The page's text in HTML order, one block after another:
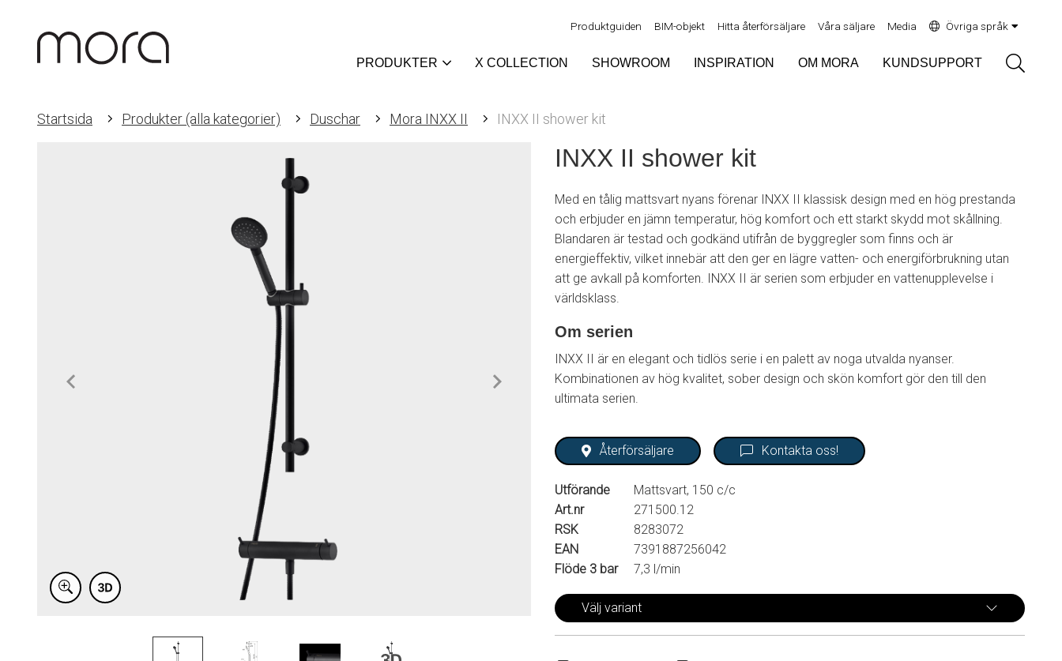
Produktguiden BIM-objekt Hitta återförsäljare Våra säljare Media Övriga språk
PRODUKTER X COLLECTION SHOWROOM INSPIRATION OM MORA KUNDSUPPORT
Startsida Produkter (alla kategorier) Duschar Mora INXX II INXX II shower kit
INXX II shower kit
Med en tålig mattsvart nyans förenar INXX II klassisk design med en hög prestanda
och erbjuder en jämn temperatur, hög komfort och ett starkt skydd mot skållning.
Blandaren är testad och godkänd utifrån de byggregler som finns och är
energieffektiv, vilket innebär att den ger en lägre vatten- och energiförbrukning utan
att ge avkall på komforten. INXX II är serien som erbjuder en vattenupplevelse i
världsklass.
Om serien
INXX II är en elegant och tidlös serie i en palett av noga utvalda nyanser.
Kombinationen av hög kvalitet, sober design och skön komfort gör den till den
ultimata serien.
Återförsäljare Kontakta oss!
Utförande
Mattsvart, 150 c/c
Art.nr
271500.12
RSK
8283072
EAN
7391887256042
Flöde 3 bar
7,3 l/min
Välj variant